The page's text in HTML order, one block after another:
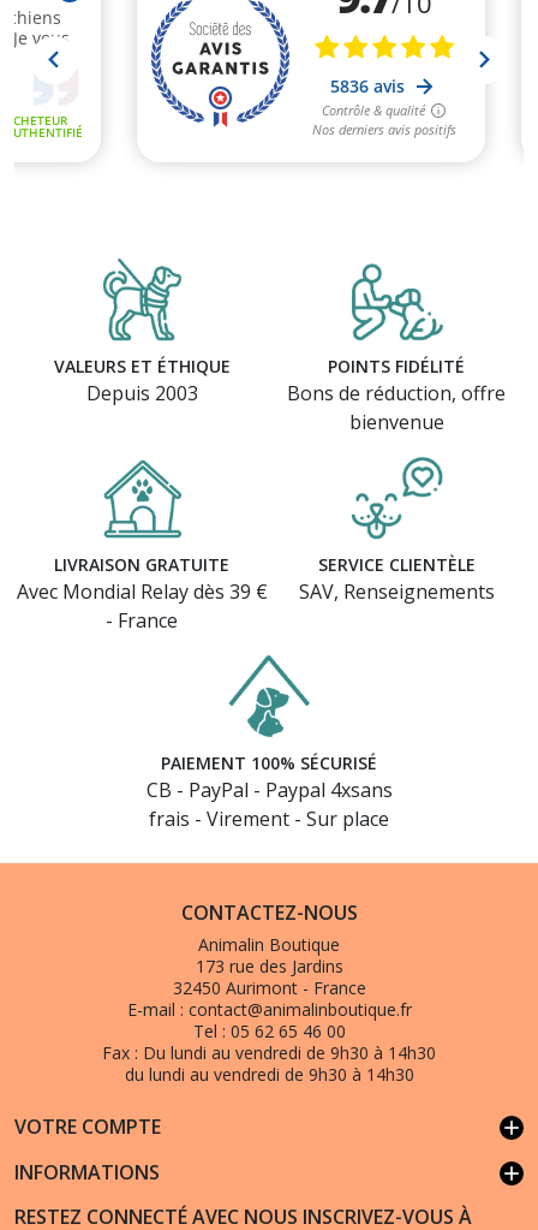
VALEURS ET ÉTHIQUE
Depuis 2003
POINTS FIDÉLITÉ
Bons de réduction, offre
bienvenue
LIVRAISON GRATUITE
Avec Mondial Relay dès 39 €
- France
SERVICE CLIENTÈLE
SAV, Renseignements
PAIEMENT 100% SÉCURISÉ
CB - PayPal - Paypal 4xsans
frais - Virement - Sur place
CONTACTEZ-NOUS
Animalin Boutique
173 rue des Jardins
32450 Aurimont - France
E-mail : contact@animalinboutique.fr
Tel : 05 62 65 46 00
Fax : Du lundi au vendredi de 9h30 à 14h30
du lundi au vendredi de 9h30 à 14h30
VOTRE COMPTE add
INFORMATIONS add
RESTEZ CONNECTÉ AVEC NOUS INSCRIVEZ-VOUS À